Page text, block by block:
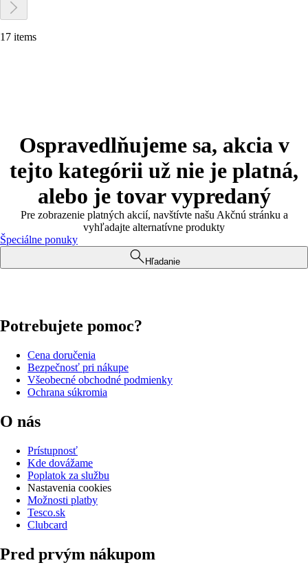
17 items
Ospravedlňujeme sa, akcia v
tejto kategórii už nie je platná,
alebo je tovar vypredaný
Pre zobrazenie platných akcií, navštívte našu Akčnú stránku a
vyhľadajte alternatívne produkty
Špeciálne ponuky
Hľadanie
Potrebujete pomoc?
Cena doručenia
Bezpečnosť pri nákupe
Všeobecné obchodné podmienky
Ochrana súkromia
O nás
Prístupnosť
Kde dovážame
Poplatok za službu
Nastavenia cookies
Možnosti platby
Tesco.sk
Clubcard
Pred prvým nákupom